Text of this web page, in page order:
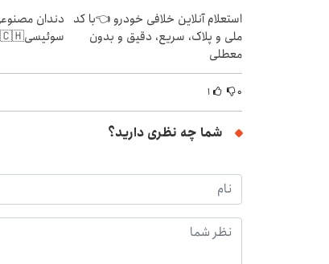
استعلام آنلاین خلافی خودرو 👈با کد
ملی و پلاک، سریع، دقیق و بدون
معطلی
دندان
سوئیسی🇨🇭
۰ ۱
شما چه نظری دارید؟